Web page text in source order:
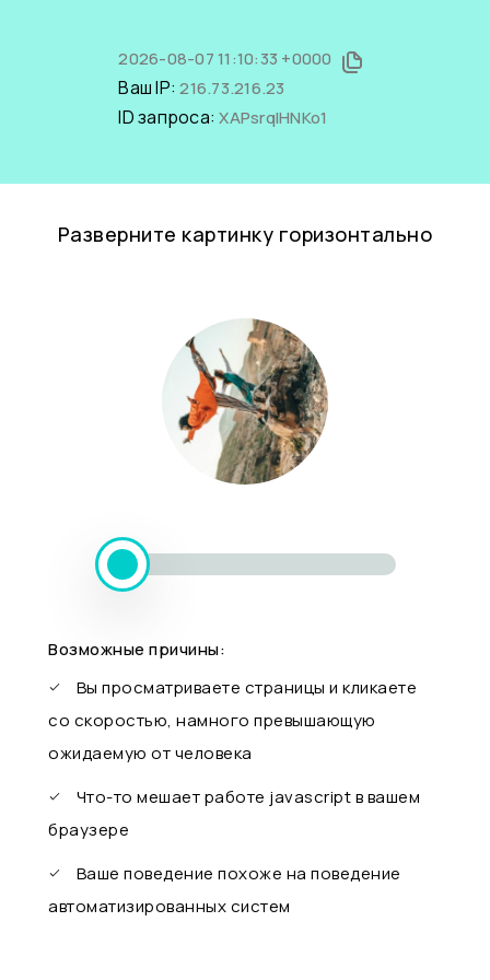
2026-08-07 11:10:33 +0000
Ваш IP:216.73.216.23
ID запроса:XAPsrqIHNKo1
Разверните картинку горизонтально
Возможные причины:
Вы просматриваете страницы и кликаете
со скоростью, намного превышающую
ожидаемую от человека
Что-то мешает работе javascript в вашем
браузере
Ваше поведение похоже на поведение
автоматизированных систем